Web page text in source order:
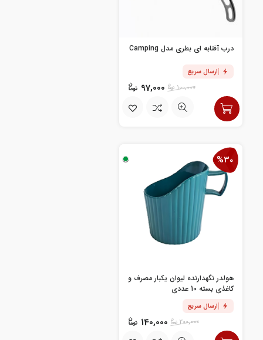
درب آفتابه ای بطری مدل Camping
ارسال سریع
100,000
97,000
%30
هولدر نگهدارنده لیوان یکبار مصرف و
کاغذی بسته 10 عددی
ارسال سریع
200,000
140,000